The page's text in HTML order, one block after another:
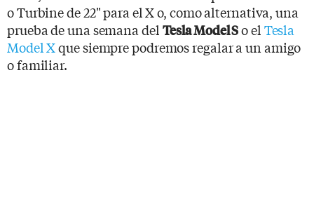
o Turbine de 22" para el X o, como alternativa, una
prueba de una semana del Tesla Model So el Tesla
Model Xque siempre podremos regalar a un amigo
o familiar.